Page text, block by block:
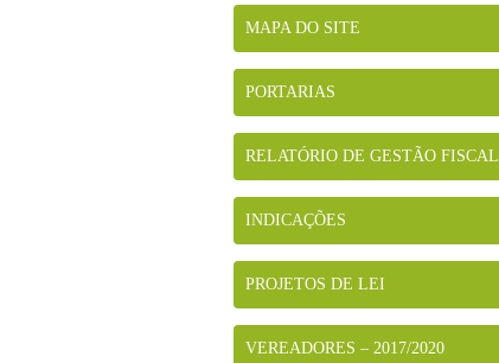
MAPA DO SITE
PORTARIAS
RELATÓRIO DE GESTÃO FISCAL
INDICAÇÕES
PROJETOS DE LEI
VEREADORES – 2017/2020